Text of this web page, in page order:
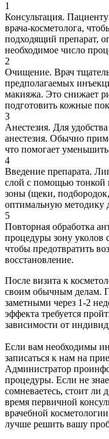
1
Консультация.
врача-косметолога,
подходящий препарат,
необходимое число
2
Очищение. Врач
предполагаемых
макияжа. Это снижает
подготовить кожные
3
Анестезия. Для
анестезия. Обычно
что помогает
4
Введение препарата.
слой с помощью тонкой
зоны (щеки,
оптимальную методику
5
Повторная обработка
процедуры зону уколов
чтобы предотвратить
восстановление.
После визита к
своим обычным делам.
заметными через 1-2
эффекта требуется
зависимости от
Если вам необходимы
записаться к нам на
Администратор
процедуры. Если не
сомневаетесь, стоит ли
время первичной
врачебной
лучше решить вашу